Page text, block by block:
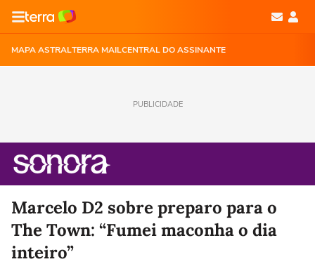
MAPA ASTRALTERRA MAILCENTRAL DO ASSINANTE
PUBLICIDADE
Marcelo D2 sobre preparo para o
The Town: “Fumei maconha o dia
inteiro”